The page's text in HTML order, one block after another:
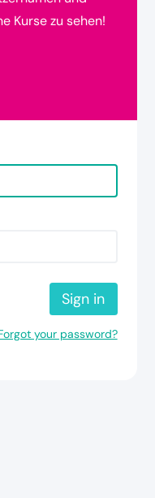
Kurse zu sehen!
Sign in
your password?